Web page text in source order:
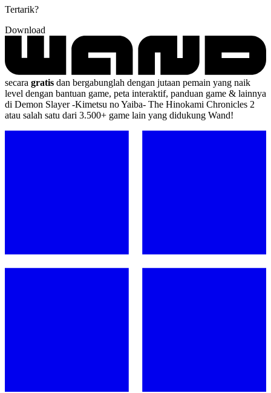
Tertarik?
Download
secara gratis dan bergabunglah dengan jutaan pemain yang naik
level dengan bantuan game, peta interaktif, panduan game & lainnya
di Demon Slayer -Kimetsu no Yaiba- The Hinokami Chronicles 2
atau salah satu dari 3.500+ game lain yang didukung Wand!